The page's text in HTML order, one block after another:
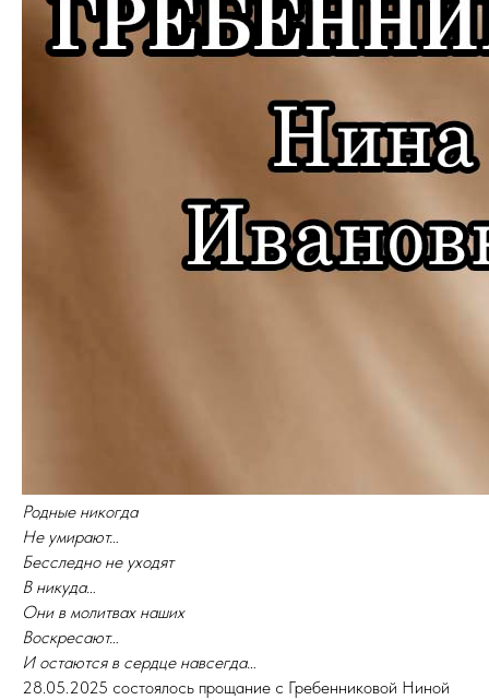
Родные никогда
Не умирают…
Бесследно не уходят
В никуда…
Они в молитвах наших
Воскресают…
И остаются в сердце навсегда…
28.05.2025 состоялось прощание с Гребенниковой Ниной